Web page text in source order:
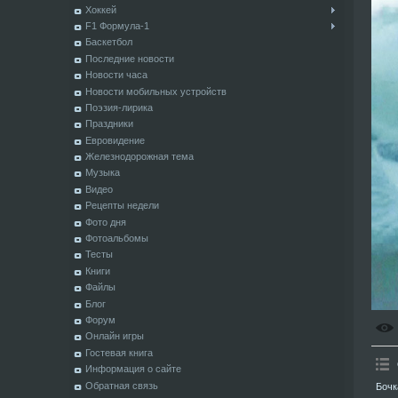
Хоккей
F1 Формула-1
Баскетбол
Последние новости
Новости часа
Новости мобильных устройств
Поэзия-лирика
Праздники
Евровидение
Железнодорожная тема
Музыка
Видео
Рецепты недели
Фото дня
Фотоальбомы
Тесты
Книги
Файлы
Блог
Форум
Онлайн игры
Гостевая книга
Информация о сайте
Обратная связь